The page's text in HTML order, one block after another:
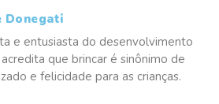
Donegati
e entusiasta do desenvolvimento
que brincar é sinônimo de
e felicidade para as crianças.